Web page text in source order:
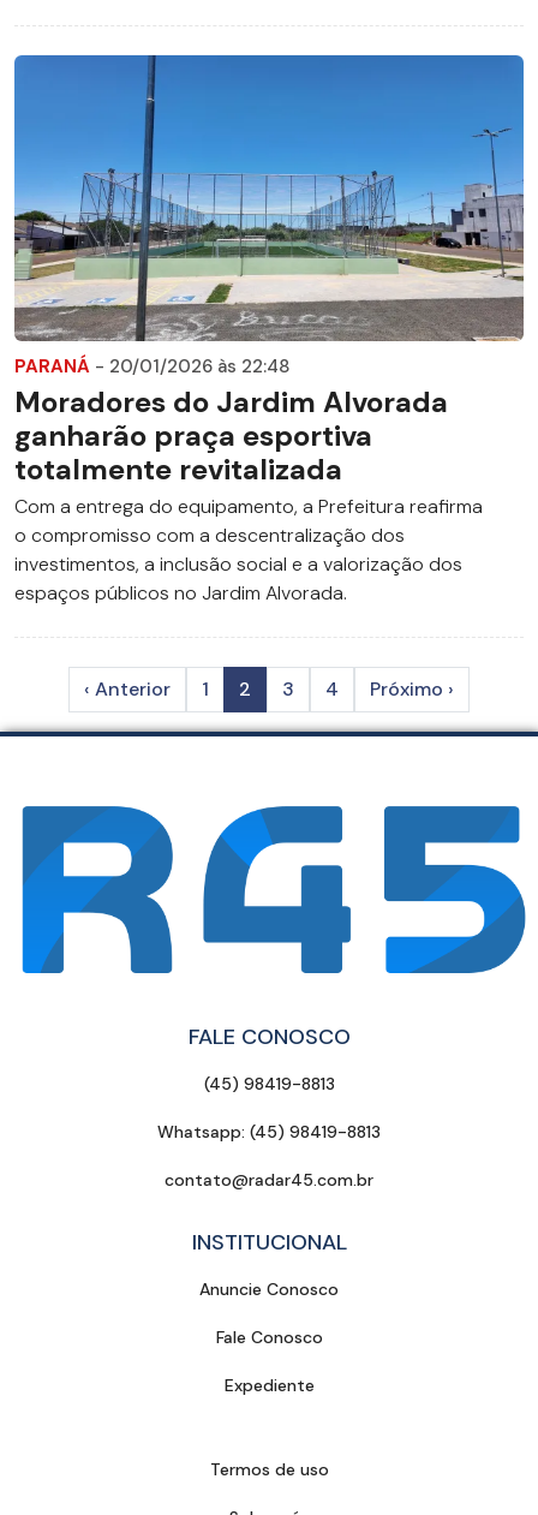
PARANÁ - 20/01/2026 às 22:48
Moradores do Jardim Alvorada
ganharão praça esportiva
totalmente revitalizada
Com a entrega do equipamento, a Prefeitura reafirma
o compromisso com a descentralização dos
investimentos, a inclusão social e a valorização dos
espaços públicos no Jardim Alvorada.
‹ Anterior 1 2 3 4 Próximo ›
FALE CONOSCO
(45) 98419-8813
Whatsapp: (45) 98419-8813
contato@radar45.com.br
INSTITUCIONAL
Anuncie Conosco
Fale Conosco
Expediente
Termos de uso